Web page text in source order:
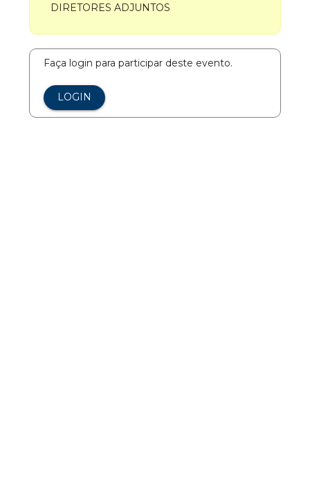
DIRETORES ADJUNTOS
Faça login para participar deste evento.
LOGIN